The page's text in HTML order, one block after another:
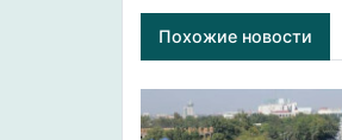
Похожие новости